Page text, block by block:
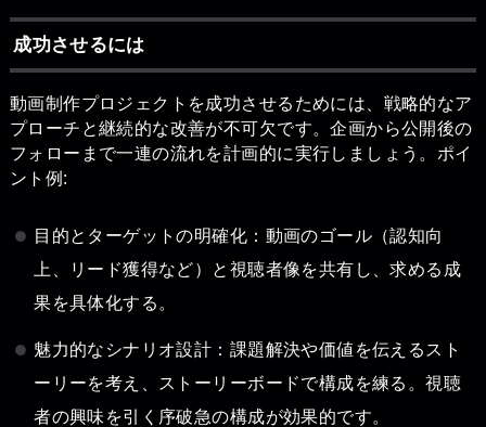
成功させるには
動画制作プロジェクトを成功させるためには、戦略的なア
プローチと継続的な改善が不可欠です。企画から公開後の
フォローまで一連の流れを計画的に実行しましょう。ポイ
ント例:
目的とターゲットの明確化：動画のゴール（認知向
上、リード獲得など）と視聴者像を共有し、求める成
果を具体化する。
魅力的なシナリオ設計：課題解決や価値を伝えるスト
ーリーを考え、ストーリーボードで構成を練る。視聴
者の興味を引く序破急の構成が効果的です。